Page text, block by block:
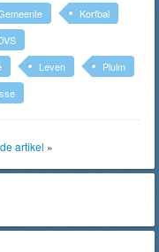
Korfbal
Leven
Pluim
artikel »